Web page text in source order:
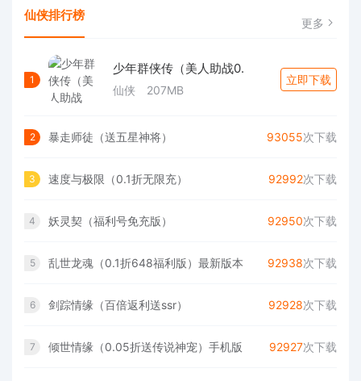
仙侠排行榜 更多
1
少年群侠传（美人助战0.
仙侠 207MB
立即下载
2 暴走师徒（送五星神将） 93055次下载
3 速度与极限（0.1折无限充） 92992次下载
4 妖灵契（福利号免充版） 92950次下载
5 乱世龙魂（0.1折648福利版）最新版本 92938次下载
6 剑踪情缘（百倍返利送ssr） 92928次下载
7 倾世情缘（0.05折送传说神宠）手机版 92927次下载